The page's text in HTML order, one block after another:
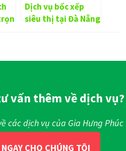
Dịch vụ bốc xếp
siêu thị tại Đà Nẵng
vấn thêm về dịch vụ?
các dịch vụ của Gia Hưng Phúc
CHO CHÚNG TÔI